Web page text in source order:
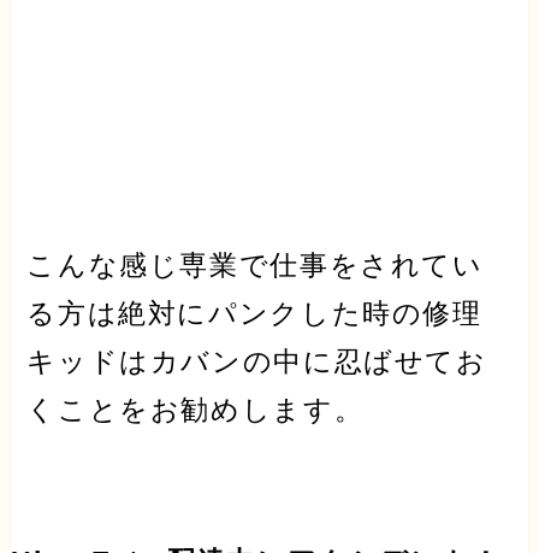
こんな感じ専業で仕事をされてい
る方は絶対にパンクした時の修理
キッドはカバンの中に忍ばせてお
くことをお勧めします。